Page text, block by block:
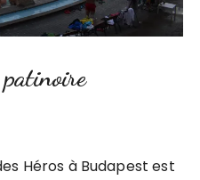
Héros à Budapest est